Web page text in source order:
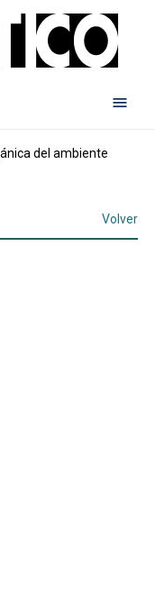
del ambiente
Volver